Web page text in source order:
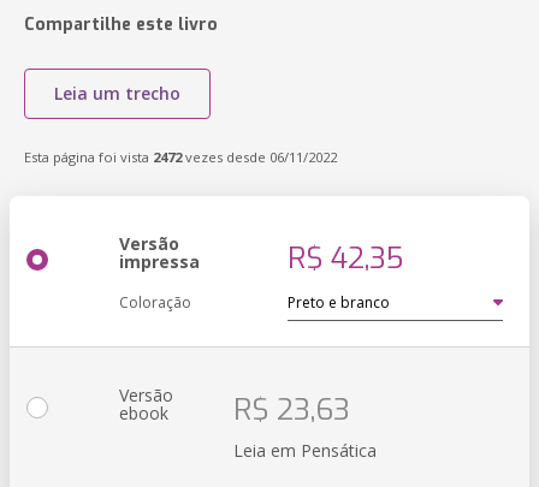
Compartilhe este livro
Leia um trecho
Esta página foi vista 2472vezes desde 06/11/2022
Versão
impressa R$ 42,35
Coloração
Versão
ebook R$ 23,63
Leia em Pensática